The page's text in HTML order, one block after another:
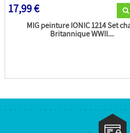
17,99 €
MIG peinture IONIC 1214 Set
Britannique WWII...